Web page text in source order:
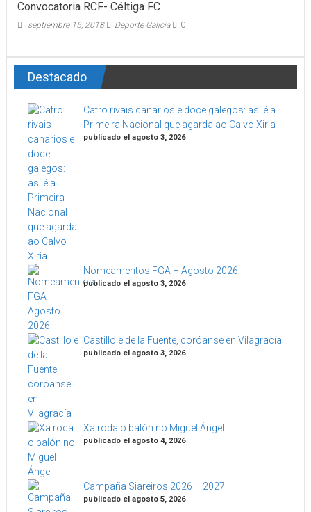
Convocatoria RCF- Céltiga FC
septiembre 15, 2018 Deporte Galicia 0
Destacado
Catro rivais canarios e doce galegos: así é a
Primeira Nacional que agarda ao Calvo Xiria
publicado el agosto 3, 2026
Nomeamentos FGA – Agosto 2026
publicado el agosto 3, 2026
Castillo e de la Fuente, coróanse en Vilagracía
publicado el agosto 3, 2026
Xa roda o balón no Miguel Ángel
publicado el agosto 4, 2026
Campaña Siareiros 2026 – 2027
publicado el agosto 5, 2026